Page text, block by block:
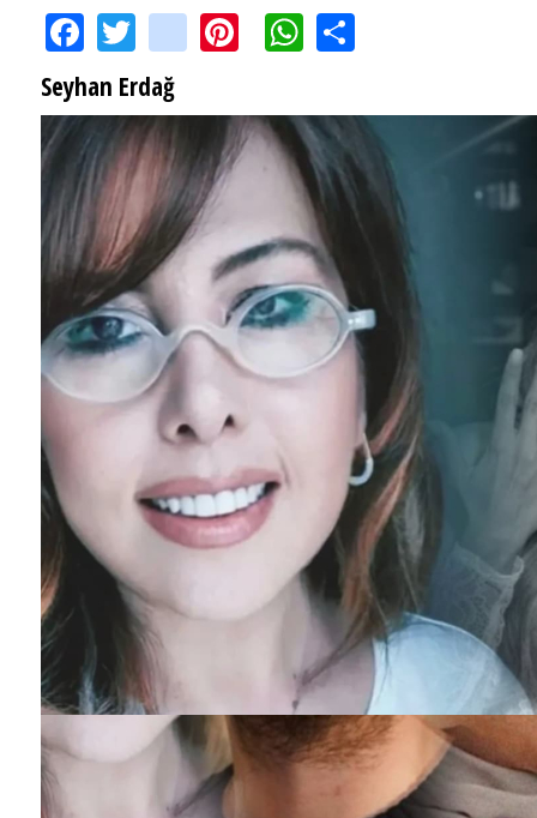
FacebookTwitterinstagramPinterestWhatsApp
Seyhan Erdağ
SEYHAN ERDAĞ YAZDI: Peki Mehmet Ali Erbil bu evliliği neden yaptı?